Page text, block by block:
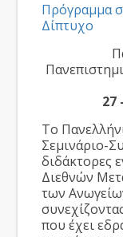
Πρόγραμμα
Δίπτυχο
27
Το
Σεμινάριο-
διδάκτορες
Διεθνών
των
που έχει